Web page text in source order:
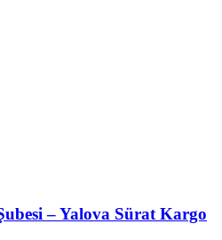
– Yalova Sürat Kargo